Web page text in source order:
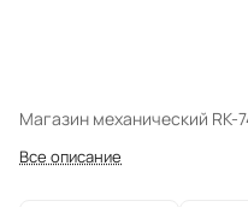
Магазин механический RK-
Все описание